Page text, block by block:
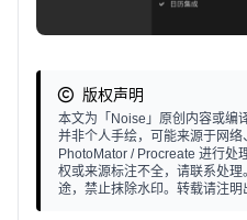
版权声明
本文为「Noise」原创内容或编
并非个人手绘，可能来源于网
PhotoMator / Procreate 进行处
权或来源标注不全，请联系处
途，禁止抹除水印。转载请注明